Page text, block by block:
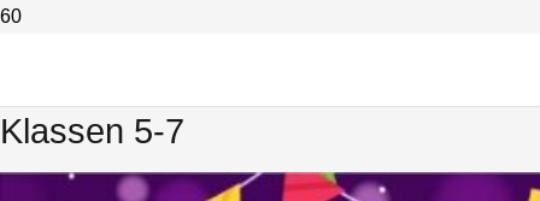
Klassen 5-7